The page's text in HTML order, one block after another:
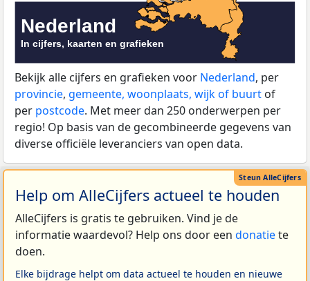
Bekijk alle cijfers en grafieken voor Nederland, per
provincie, gemeente, woonplaats, wijk of buurt of
per postcode. Met meer dan 250 onderwerpen per
regio! Op basis van de gecombineerde gegevens van
diverse officiële leveranciers van open data.
Help om AlleCijfers actueel te houden
AlleCijfers is gratis te gebruiken. Vind je de
informatie waardevol? Help ons door een donatiete
doen.
Elke bijdrage helpt om data actueel te houden en nieuwe